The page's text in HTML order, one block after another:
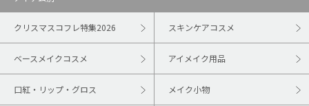
クリスマスコフレ特集2026 スキンケアコスメ
ベースメイクコスメ アイメイク用品
口紅・リップ・グロス メイク小物